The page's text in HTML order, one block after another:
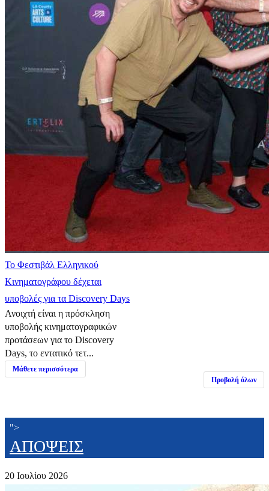
Το Φεστιβάλ Ελληνικού
Κινηματογράφου δέχεται
υποβολές για τα Discovery Days
Ανοιχτή είναι η πρόσκληση
υποβολής κινηματογραφικών
προτάσεων για το Discovery
Days, το εντατικό τετ...
Μάθετε περισσότερα
Προβολή όλων
">
ΑΠΟΨΕΙΣ
20 Ιουλίου 2026